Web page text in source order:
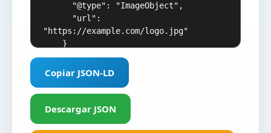
"https://example.com/logo.jpg"
  },
  "datePublished": "2026-08-08",
"https://example.com/articulo"
}
Copiar JSON-LD
Descargar JSON